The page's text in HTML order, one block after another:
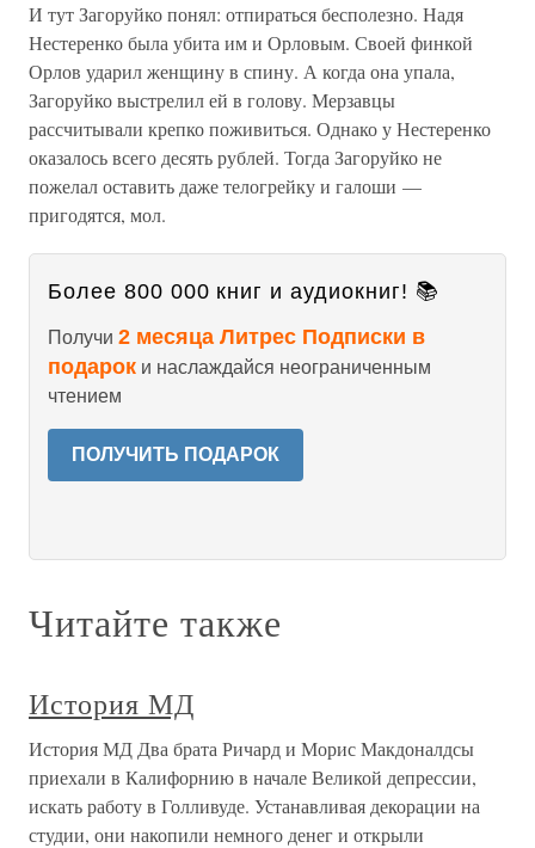
И тут Загоруйко понял: отпираться бесполезно. Надя
Нестеренко была убита им и Орловым. Своей финкой
Орлов ударил женщину в спину. А когда она упала,
Загоруйко выстрелил ей в голову. Мерзавцы
рассчитывали крепко поживиться. Однако у Нестеренко
оказалось всего десять рублей. Тогда Загоруйко не
пожелал оставить даже телогрейку и галоши —
пригодятся, мол.
Более 800 000 книг и аудиокниг! 📚
Получи 2 месяца Литрес Подписки в
подарок и наслаждайся неограниченным
чтением
ПОЛУЧИТЬ ПОДАРОК
Читайте также
История МД
История МД Два брата Ричард и Морис Макдоналдсы
приехали в Калифорнию в начале Великой депрессии,
искать работу в Голливуде. Устанавливая декорации на
студии, они накопили немного денег и открыли